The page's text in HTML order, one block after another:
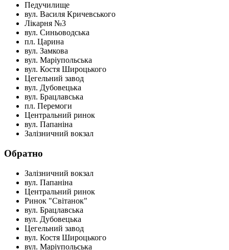
Педучилище
вул. Василя Кричевського
Лікарня №3
вул. Синьоводська
пл. Царина
вул. Замкова
вул. Маріупольська
вул. Костя Широцького
Цегельний завод
вул. Дубовецька
вул. Брацлавська
пл. Перемоги
Центральний ринок
вул. Папаніна
Залізничний вокзал
Обратно
Залізничний вокзал
вул. Папаніна
Центральний ринок
Ринок "Світанок"
вул. Брацлавська
вул. Дубовецька
Цегельний завод
вул. Костя Широцького
вул. Маріупольська